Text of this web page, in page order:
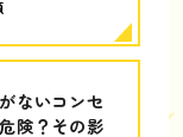
ないコンセ
険？その影